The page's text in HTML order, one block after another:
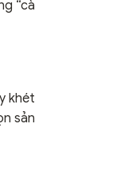
“cà
khét
sản